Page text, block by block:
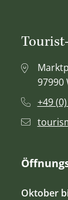
97990
+49
Oktober